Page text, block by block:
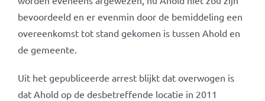
bevoordeeld en er evenmin door de bemiddeling een
overeenkomst tot stand gekomen is tussen Ahold en
de gemeente.
Uit het gepubliceerde arrest blijkt dat overwogen is
dat Ahold op de desbetreffende locatie in 2011